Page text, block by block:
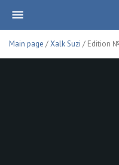
Main page /Xalk Suzi / Edition